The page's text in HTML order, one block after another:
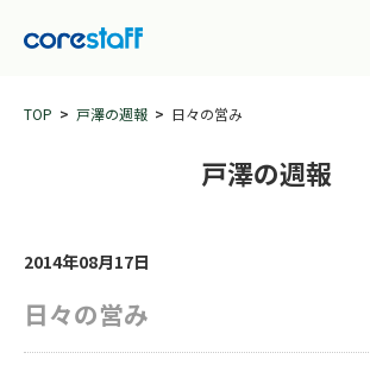
TOP 戸澤の週報 日々の営み
戸澤の週報
2014年08月17日
日々の営み